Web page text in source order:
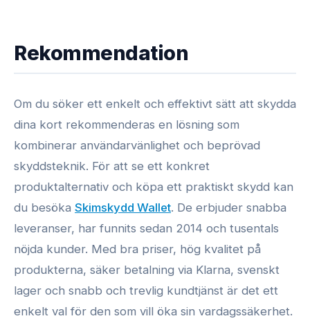
Rekommendation
Om du söker ett enkelt och effektivt sätt att skydda
dina kort rekommenderas en lösning som
kombinerar användarvänlighet och beprövad
skyddsteknik. För att se ett konkret
produktalternativ och köpa ett praktiskt skydd kan
du besöka Skimskydd Wallet. De erbjuder snabba
leveranser, har funnits sedan 2014 och tusentals
nöjda kunder. Med bra priser, hög kvalitet på
produkterna, säker betalning via Klarna, svenskt
lager och snabb och trevlig kundtjänst är det ett
enkelt val för den som vill öka sin vardagssäkerhet.